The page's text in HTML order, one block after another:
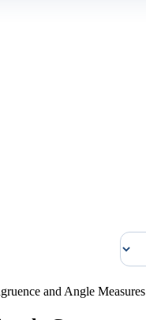
and Angle Measures